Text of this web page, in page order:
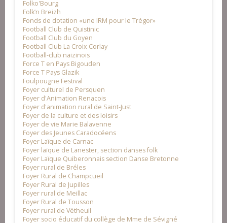
Folko'Bourg
Folk’n Breizh
Fonds de dotation «une IRM pour le Trégor»
Football Club de Quistinic
Football Club du Goyen
Football Club La Croix Corlay
Football-club naizinois
Force T en Pays Bigouden
Force T Pays Glazik
Foulpougne Festival
Foyer culturel de Persquen
Foyer d'Animation Renacois
Foyer d'animation rural de Saint-Just
Foyer de la culture et des loisirs
Foyer de vie Marie Balavenne
Foyer des Jeunes Caradocéens
Foyer Laïque de Carnac
Foyer laïque de Lanester, section danses folk
Foyer Laïque Quiberonnais section Danse Bretonne
Foyer rural de Bréles
Foyer Rural de Champcueil
Foyer Rural de Jupilles
Foyer rural de Meillac
Foyer Rural de Tousson
Foyer rural de Vétheuil
Foyer socio éducatif du collège de Mme de Sévigné